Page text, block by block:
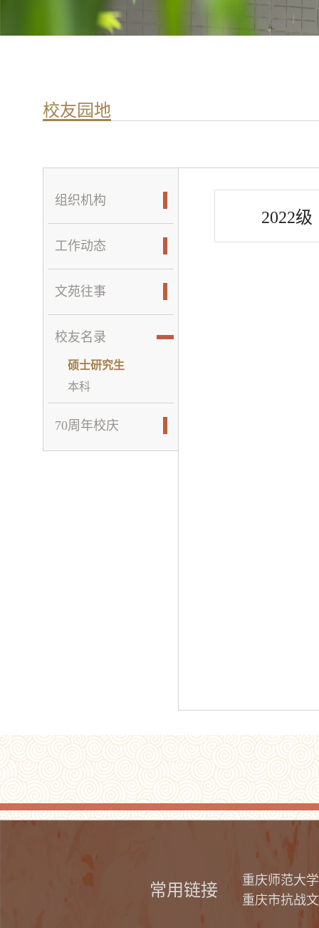
校友园地
组织机构
工作动态
文苑往事
校友名录
硕士研究生
本科
70周年校庆
2022级
常用链接
重庆师范大
重庆市抗战
江苏师范大学